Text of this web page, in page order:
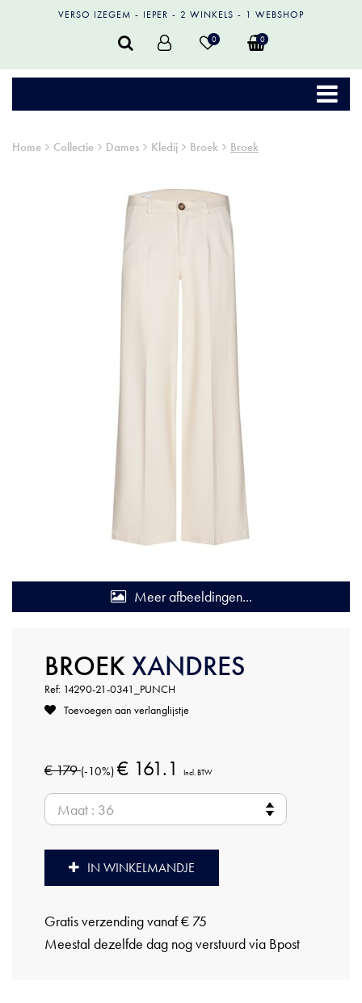
VERSO IZEGEM IEPER 2 WINKELS 1 WEBSHOP
0 0
Home Collectie Dames Kledij Broek Broek
Meer afbeeldingen...
BROEKXANDRES
Ref: 14290-21-0341_PUNCH
Toevoegen aan verlanglijstje
€ 179(-10%) € 161.1 Incl. BTW
IN WINKELMANDJE
Gratis verzending vanaf € 75
Meestal dezelfde dag nog verstuurd via Bpost